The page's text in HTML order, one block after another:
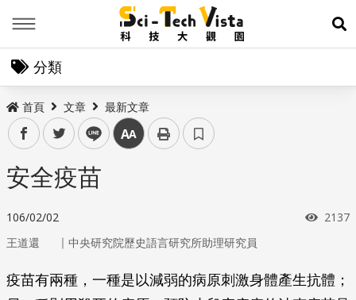
展
分類
首頁 文章 最新文章
facebooktwitter line 中
安全疫苗
106/02/02 瀏覽
2137
王道還 ｜ 中央研究院歷史語言研究所助理研究員
疫苗有兩種，一種是以減弱的病原刺激身體產生抗體；